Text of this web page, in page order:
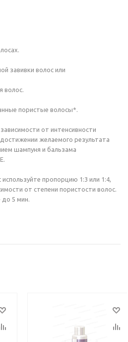
завивки волос или
волос.
пористые волосы*.
от интенсивности
желаемого результата
шампуня и бальзама
пропорцию 1:3 или 1:4,
от степени пористости волос.
5 мин.